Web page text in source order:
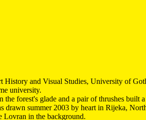
and Visual Studies, University of
university.
forest's glade and a pair of thrushes built
drawn summer 2003 by heart in Rijeka,
Lovran in the background.